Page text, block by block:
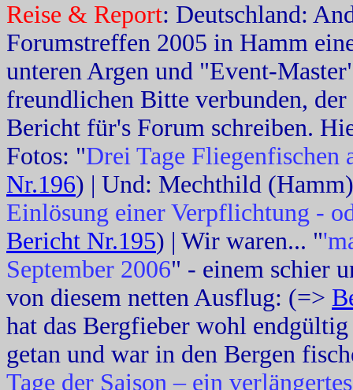
Reise & Report: Deutschland:
Forumstreffen 2005 in Hamm
unteren Argen und "Event-
freundlichen Bitte verbunden,
Bericht für's Forum schreiben.
Fotos: "Drei Tage Fliegenfischen
Nr.196) | Und: Mechthild
Einlösung einer Verpflichtung -
Bericht Nr.195) | Wir waren... "
September 2006" - einem schier
von diesem netten Ausflug: (=>
hat das Bergfieber wohl
getan und war in den Bergen
Tage der Saison – ein